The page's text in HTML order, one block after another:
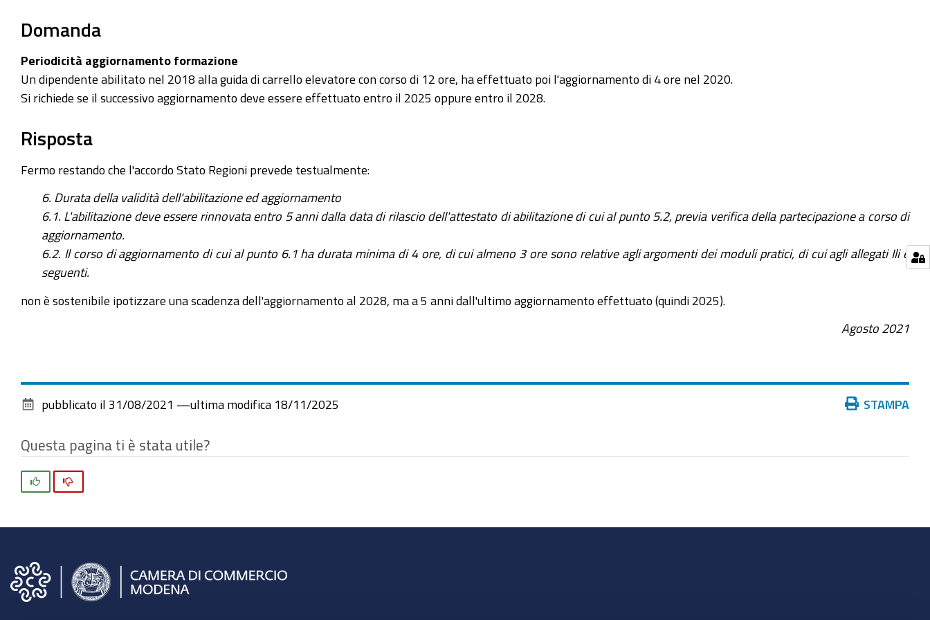
Domanda
Periodicità aggiornamento formazione
Un dipendente abilitato nel 2018 alla guida di carrello elevatore con corso di 12 ore, ha effettuato poi l'aggiornamento di 4 ore nel 2020.
Si richiede se il successivo aggiornamento deve essere effettuato entro il 2025 oppure entro il 2028.
Risposta
Fermo restando che l'accordo Stato Regioni prevede testualmente:
6. Durata della validità dell'abilitazione ed aggiornamento
6.1. L'abilitazione deve essere rinnovata entro 5 anni dalla data di rilascio dell'attestato di abilitazione di cui al punto 5.2, previa verifica della partecipazione a corso di
aggiornamento.
6.2. Il corso di aggiornamento di cui al punto 6.1 ha durata minima di 4 ore, di cui almeno 3 ore sono relative agli argomenti dei moduli pratici, di cui agli allegati Ili e
seguenti.
non è sostenibile ipotizzare una scadenza dell'aggiornamento al 2028, ma a 5 anni dall'ultimo aggiornamento effettuato (quindi 2025).
Agosto 2021
Azioni STAMPA
pubblicato il 31/08/2021 —ultima modifica 18/11/2025
Questa pagina ti è stata utile?